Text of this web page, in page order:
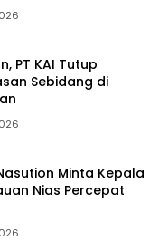
PT KAI Tutup
Sebidang di
Minta Kepala
Nias Percepat